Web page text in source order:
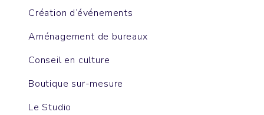
Création d’événements
Aménagement de bureaux
Conseil en culture
Boutique sur-mesure
Le Studio